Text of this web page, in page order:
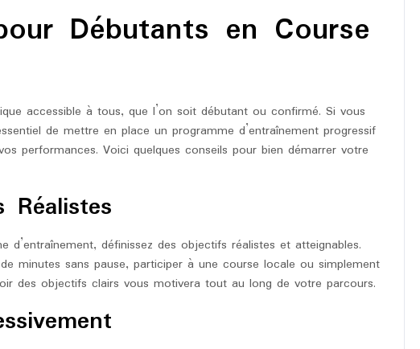
marathon
Débutants en Course
accessible à tous, que l’on soit débutant ou confirmé. Si vous
de mettre en place un programme d’entraînement progressif
performances. Voici quelques conseils pour bien démarrer votre
Réalistes
définissez des objectifs réalistes et atteignables.
minutes sans pause, participer à une course locale ou simplement
des objectifs clairs vous motivera tout au long de votre parcours.